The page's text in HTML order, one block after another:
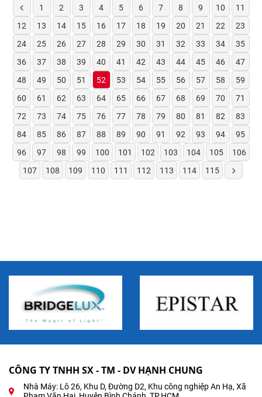
1 2 3 4 5 6 7 8 9 10
11
12
13 14 15 16 17 18 19 20 21 22
23
24
25 26 27 28 29 30 31 32 33 34
35
36
37 38 39 40 41 42 43 44 45 46
47
48
49 50 51 52 53 54 55 56 57 58
59
60
61 62 63 64 65 66 67 68 69 70
71
72
73 74 75 76 77 78 79 80 81 82
83
84
85 86 87 88 89 90 91 92 93 94
95
96
97 98 99 100 101 102 103 104 105
106
107
108 109 110 111 112 113 114 115
CÔNG TY TNHH SX - TM - DV HẠNH CHUNG
Nhà Máy: Lô 26, Khu D, Đường D2, Khu công nghiệp An Hạ, Xã